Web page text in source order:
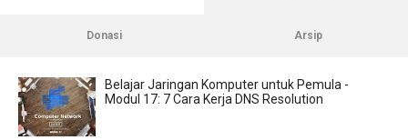
Donasi Arsip
Belajar Jaringan Komputer untuk Pemula -
Modul 17: 7 Cara Kerja DNS Resolution